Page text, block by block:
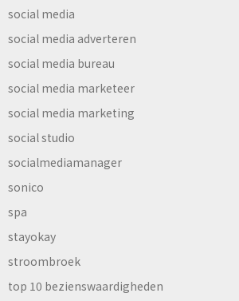
social media
social media adverteren
social media bureau
social media marketeer
social media marketing
social studio
socialmediamanager
sonico
spa
stayokay
stroombroek
top 10 bezienswaardigheden